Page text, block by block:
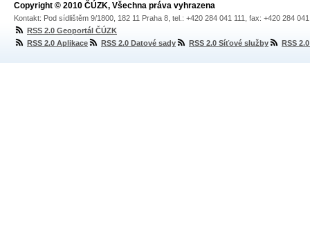
Copyright © 2010 ČÚZK, Všechna práva vyhrazena
Kontakt: Pod sídlištěm 9/1800, 182 11 Praha 8, tel.: +420 284 041 111, fax: +420 284
RSS 2.0 Geoportál ČÚZK
RSS 2.0 Aplikace
RSS 2.0 Datové sady RSS 2.0 Síťové služby RSS